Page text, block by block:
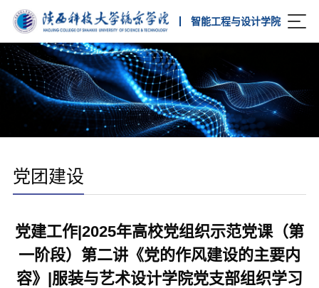
智能工程与设计学院
党团建设
党建工作|2025年高校党组织示范党课（第
一阶段）第二讲《党的作风建设的主要内
容》|服装与艺术设计学院党支部组织学习